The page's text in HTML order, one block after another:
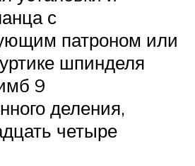
с
патроном или
шпинделя
9
деления,
четыре